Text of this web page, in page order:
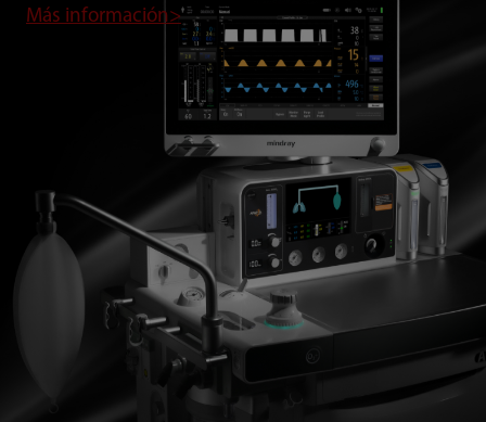
Más información>